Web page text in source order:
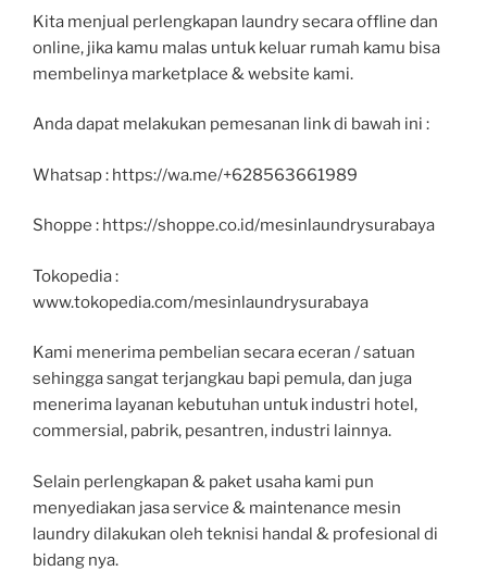
Kita menjual perlengkapan laundry secara offline dan
online, jika kamu malas untuk keluar rumah kamu bisa
membelinya marketplace & website kami.
Anda dapat melakukan pemesanan link di bawah ini :
Whatsap : https://wa.me/+628563661989
Shoppe : https://shoppe.co.id/mesinlaundrysurabaya
Tokopedia :
www.tokopedia.com/mesinlaundrysurabaya
Kami menerima pembelian secara eceran / satuan
sehingga sangat terjangkau bapi pemula, dan juga
menerima layanan kebutuhan untuk industri hotel,
commersial, pabrik, pesantren, industri lainnya.
Selain perlengkapan & paket usaha kami pun
menyediakan jasa service & maintenance mesin
laundry dilakukan oleh teknisi handal & profesional di
bidang nya.